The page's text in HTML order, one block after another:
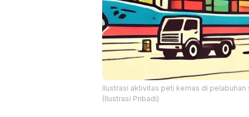
Ilustrasi aktivitas peti kemas di
(Ilustrasi Pribadi)